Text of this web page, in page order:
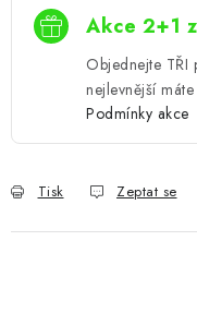
Akce 2+1
Objednejte TŘI
nejlevnější
Podmínky akce
Tisk Zeptat se